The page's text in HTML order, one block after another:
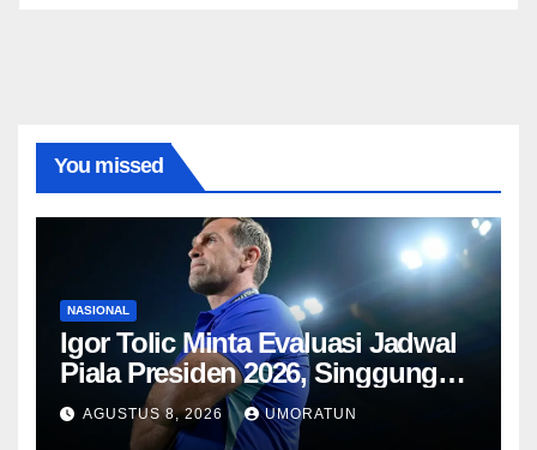
You missed
NASIONAL
Igor Tolic Minta Evaluasi Jadwal
Piala Presiden 2026, Singgung
Aturan FIFA soal Recovery 72
Jam
AGUSTUS 8, 2026 UMORATUN